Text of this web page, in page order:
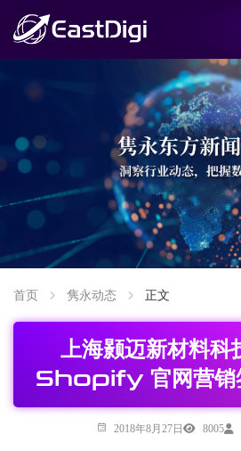
首页 隽永动态 正文
上海颢迈新材料科
Shopify 官网营销
2018年8月27日 8005